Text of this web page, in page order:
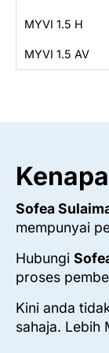
MYVI 1.5 H
MYVI 1.5 AV
Sofea
mempunyai
Hubungi
proses
Kini anda
sahaja. Lebih